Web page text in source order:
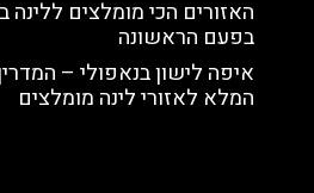
האזורים הכי מומלצים ללינה
בפעם הראשונה
איפה לישון בנאפולי –
המלא לאזורי לינה מומלצים